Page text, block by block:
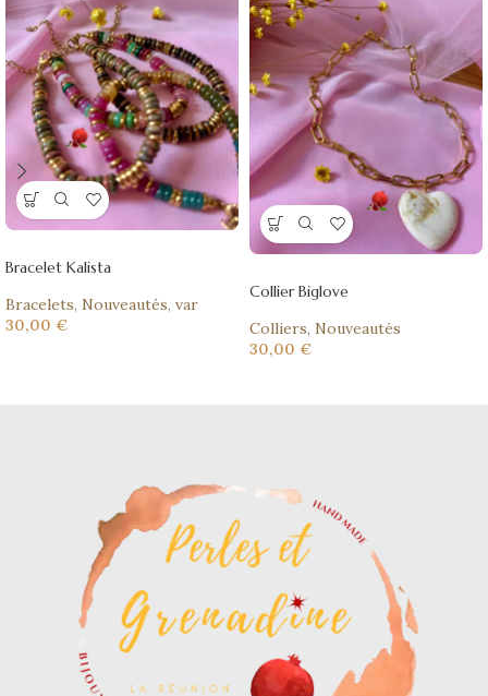
Bracelet Kalista
Bracelets, Nouveautés, var
30,00 €
Collier Biglove
Colliers, Nouveautés
30,00 €